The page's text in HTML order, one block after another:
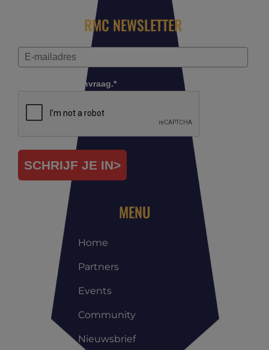
RMC NEWSLETTER
Controleer je aanvraag.*
SCHRIJF JE IN>
MENU
Home
Partners
Events
Community
Nieuwsbrief